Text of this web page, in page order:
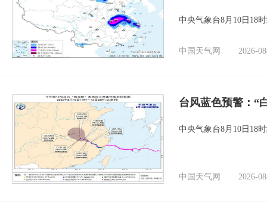
中央气象台8月10日18
中国天气网 2026-
台风蓝色预警：“
中央气象台8月10日18
中国天气网 2026-